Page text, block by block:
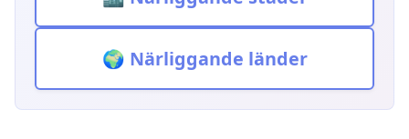
🌍 Närliggande länder